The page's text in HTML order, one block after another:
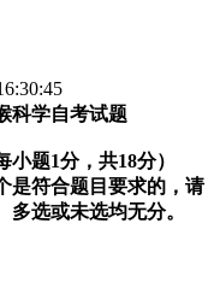
科学自考试题
题1分，共18分）
是符合题目要求的，请
选或未选均无分。